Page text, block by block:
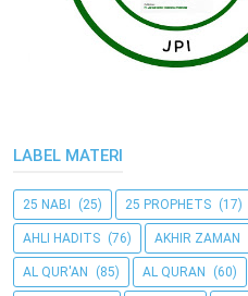
LABEL MATERI
25 NABI (25) 25 PROPHETS (17)
AHLI HADITS (76) AKHIR ZAMAN
AL QUR'AN (85) AL QURAN (60)